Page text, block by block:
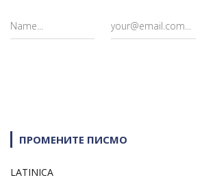
ПРОМЕНИТЕ ПИСМО
LATINICA